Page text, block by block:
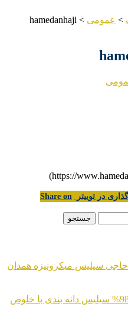
> عمومی >
hamedanhaji
در توییتر
Share on
سیلیس میکرونیزه همدان
سیلیس دانه بندی با خلوص